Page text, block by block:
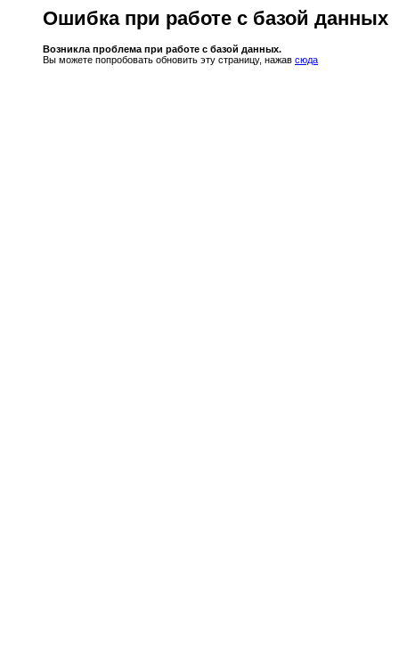
Ошибка при работе с базой данных
Возникла проблема при работе с базой данных.
Вы можете попробовать обновить эту страницу, нажав сюда